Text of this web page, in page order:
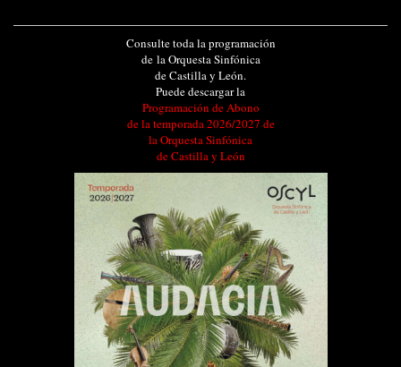
Consulte toda la programación
de la Orquesta Sinfónica
de Castilla y León.
Puede descargar la
Programación de Abono
de la temporada 2026/2027 de
la Orquesta Sinfónica
de Castilla y León